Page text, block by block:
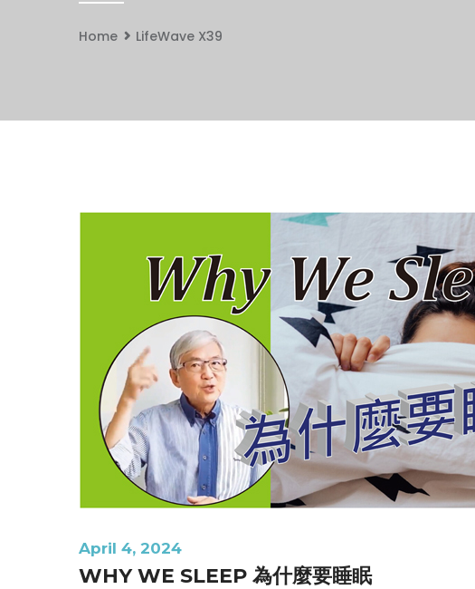
Home LifeWave X39
April 4, 2024
WHY WE SLEEP 為什麼要睡眠